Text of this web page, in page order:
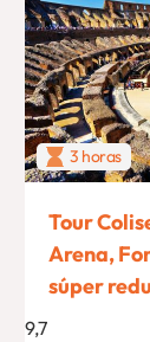
3 horas
Tour
Arena,
súper
9,7